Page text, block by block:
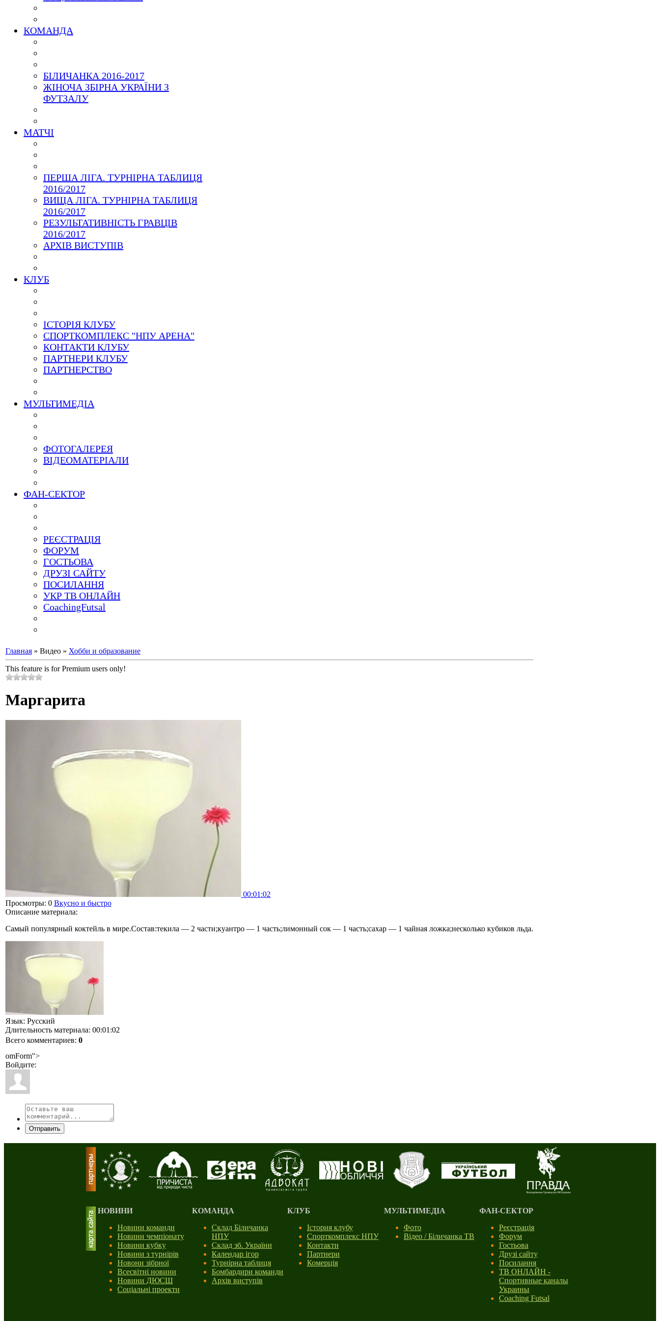
КОМАНДА
БІЛИЧАНКА 2016-2017
ЖІНОЧА ЗБІРНА УКРАЇНИ З
ФУТЗАЛУ
МАТЧІ
ПЕРША ЛІГА. ТУРНІРНА ТАБЛИЦЯ
2016/2017
ВИЩА ЛІГА. ТУРНІРНА ТАБЛИЦЯ
2016/2017
РЕЗУЛЬТАТИВНІСТЬ ГРАВЦІВ
2016/2017
АРХІВ ВИСТУПІВ
КЛУБ
ІСТОРІЯ КЛУБУ
СПОРТКОМПЛЕКС "НПУ АРЕНА"
КОНТАКТИ КЛУБУ
ПАРТНЕРИ КЛУБУ
ПАРТНЕРСТВО
МУЛЬТИМЕДІА
ФОТОГАЛЕРЕЯ
ВІДЕОМАТЕРІАЛИ
ФАН-СЕКТОР
РЕЄСТРАЦІЯ
ФОРУМ
ГОСТЬОВА
ДРУЗІ САЙТУ
ПОСИЛАННЯ
УКР ТВ ОНЛАЙН
CoachingFutsal
Главная » Видео » Хобби и образование
This feature is for Premium users only!
Маргарита
00:01:02
Просмотры: 0 Вкусно и быстро
Описание материала:
Самый популярный коктейль в мире.Состав:текила — 2 части;куантро — 1 часть;лимонный сок — 1 часть;сахар — 1 чайная ложка;несколько кубиков льда.
Язык: Русский
Длительность материала: 00:01:02
Всего комментариев: 0
omForm">
Войдите:
Отправить
НОВИНИ
Новини команди
Новини чемпіонату
Новини кубку
Новини з турнірів
Новони зібрної
Всесвітні новини
Новини ДЮСШ
Соціальні проекти
КОМАНДА
Склад Біличанка
НПУ
Склад зб. України
Календар ігор
Турнірна таблиця
Бомбардири команди
Архів виступів
КЛУБ
Істория клубу
Спорткомплекс НПУ
Контакти
Партнери
Комерція
МУЛЬТИМЕДІА
Фото
Відео / Біличанка ТВ
ФАН-СЕКТОР
Реєстрація
Форум
Гостьова
Друзі сайту
Посилання
ТВ ОНЛАЙН -
Спортивные каналы
Украины
Coaching Futsal